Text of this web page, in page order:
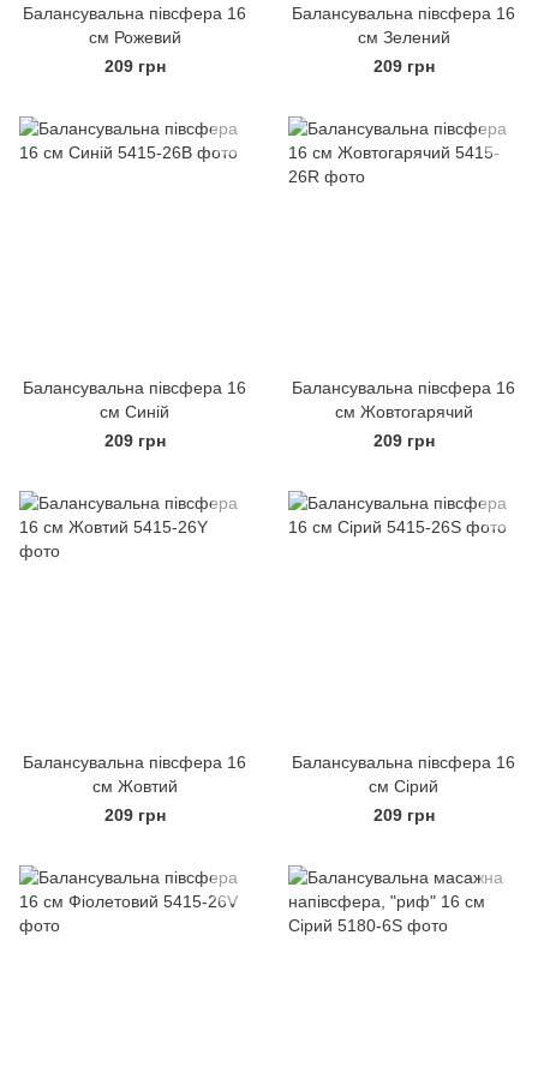
Балансувальна півсфера 16
см Рожевий
209 грн
Балансувальна півсфера 16
см Зелений
209 грн
Балансувальна півсфера 16
см Синій
209 грн
Балансувальна півсфера 16
см Жовтогарячий
209 грн
Балансувальна півсфера 16
см Жовтий
209 грн
Балансувальна півсфера 16
см Сірий
209 грн